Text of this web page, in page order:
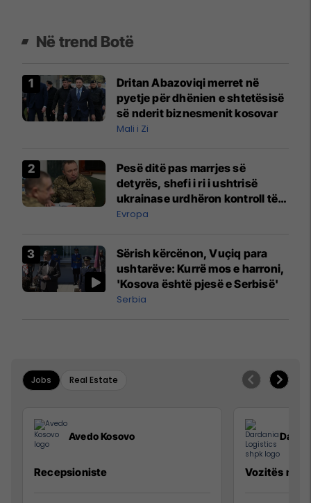
Në trend Botë
Dritan Abazoviqi merret në
pyetje për dhënien e shtetësisë
së nderit biznesmenit kosovar
Mali i Zi
Pesë ditë pas marrjes së
detyrës, shefi i ri i ushtrisë
ukrainase urdhëron kontroll të
madh
Evropa
Sërish kërcënon, Vuçiq para
ushtarëve: Kurrë mos e harroni,
'Kosova është pjesë e Serbisë'
Serbia
Jobs Real Estate
Avedo Kosovo
Recepsioniste Vozitës me